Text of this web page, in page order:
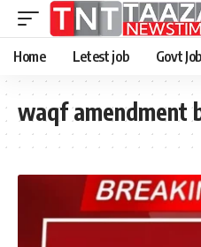
Home Letest job Govt
waqf amendment